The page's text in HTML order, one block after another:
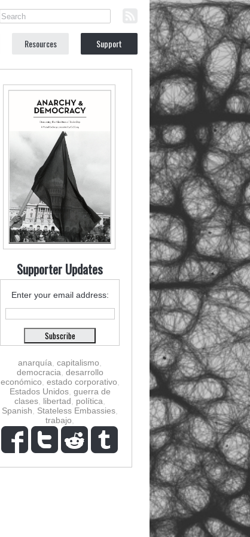
Resources Support
Supporter Updates
Enter your email address:
anarquía capitalismo
democracia desarrollo
económico estado corporativo
Estados Unidos, guerra de
clases libertad política
Spanish
Stateless Embassies
trabajo